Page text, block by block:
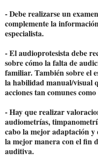
- Debe realizarse un
complemente la
especialista.
- El audioprotesista debe
sobre cómo la falta de
familiar. También sobre el
la habilidad manual/visual
acciones tan comunes
- Hay que realizar
audiometrías,
cabo la mejor adaptación
la mejor manera con el fin
auditiva.